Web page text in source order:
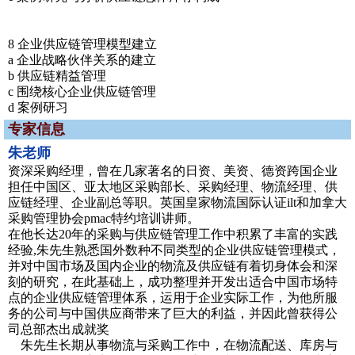
8 企业供应链管理模型建立
a 企业战略伙伴关系的建立
b 供应链精益管理
c 围绕核心企业供应链管理
d 案例研习
专家信息
朱老师
资深采购经理，曾在几家著名的日资、美资、德资跨国企业
担任中国区、亚太地区采购部长、采购经理、物流经理、供
应链经理、企业副总等职。英国皇家物流国际认证ilt和加拿大
采购管理协会pmac特约培训讲师。
在他长达20年的采购与供应链管理工作中积累了丰富的实践
经验,朱先生熟悉国外数种不同类型的企业供应链管理模式，
并对中国市场及国内企业的物流及供应链有着切身体会和深
刻的研究，在此基础上，成功整理并开发出适合中国市场特
点的企业供应链管理体系，运用于企业实际工作，为他所服
务的公司与中国供应商带来了巨大的利益，并因此曾获得公
司总部杰出成就奖
朱先生长期从事物流与采购工作中，在物流配送、库房与